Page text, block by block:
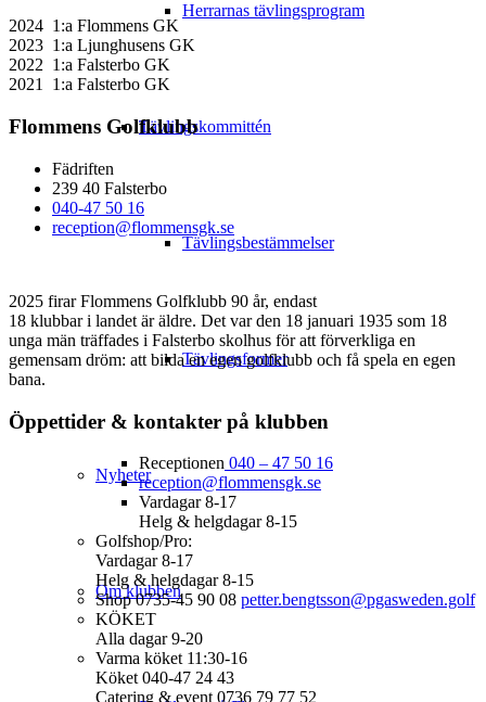
Herrarnas tävlingsprogram
Tävlingskommittén
Tävlingsbestämmelser
Tävlingsformer
Nyheter
Om klubben
2024 1:a Flommens GK
2023 1:a Ljunghusens GK
2022 1:a Falsterbo GK
2021 1:a Falsterbo GK
Flommens Golfklubb
Fädriften
239 40 Falsterbo
040-47 50 16
reception@flommensgk.se
2025 firar Flommens Golfklubb 90 år, endast
18 klubbar i landet är äldre. Det var den 18 januari 1935 som 18
unga män träffades i Falsterbo skolhus för att förverkliga en
gemensam dröm: att bilda en egen golfklubb och få spela en egen
bana.
Öppettider & kontakter på klubben
Receptionen 040 – 47 50 16
reception@flommensgk.se
Vardagar 8-17
Helg & helgdagar 8-15
Golfshop/Pro:
Vardagar 8-17
Helg & helgdagar 8-15
Shop 0735-45 90 08 petter.bengtsson@pgasweden.golf
KÖKET
Alla dagar 9-20
Varma köket 11:30-16
Köket 040-47 24 43
Catering & event 0736 79 77 52